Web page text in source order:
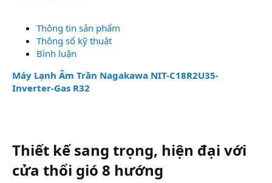
Thông tin sản phẩm
Thông số kỹ thuật
Bình luận
Máy Lạnh Âm Trần Nagakawa NIT-C18R2U35-
Inverter-Gas R32
Thiết kế sang trọng, hiện đại với
cửa thổi gió 8 hướng